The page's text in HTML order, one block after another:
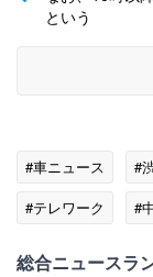
という
#車ニュース #
#テレワーク
#
総合ニュースラ